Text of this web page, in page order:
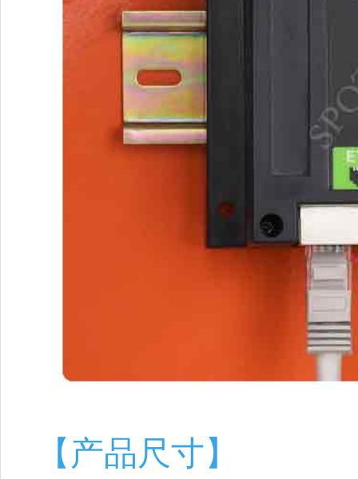
【产品尺寸】